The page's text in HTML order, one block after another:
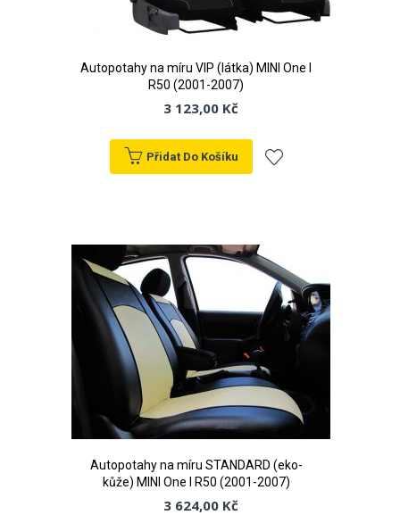
Autopotahy na míru VIP (látka) MINI One I
R50 (2001-2007)
3 123,00 Kč
Přidat Do Košíku
oblíbeným
Autopotahy na míru STANDARD (eko-
kůže) MINI One I R50 (2001-2007)
3 624,00 Kč